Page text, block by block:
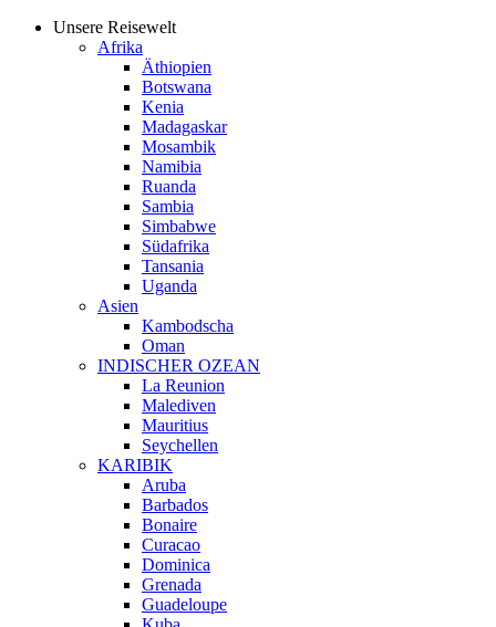
Unsere Reisewelt
Afrika
Äthiopien
Botswana
Kenia
Madagaskar
Mosambik
Namibia
Ruanda
Sambia
Simbabwe
Südafrika
Tansania
Uganda
Asien
Kambodscha
Oman
INDISCHER OZEAN
La Reunion
Malediven
Mauritius
Seychellen
KARIBIK
Aruba
Barbados
Bonaire
Curacao
Dominica
Grenada
Guadeloupe